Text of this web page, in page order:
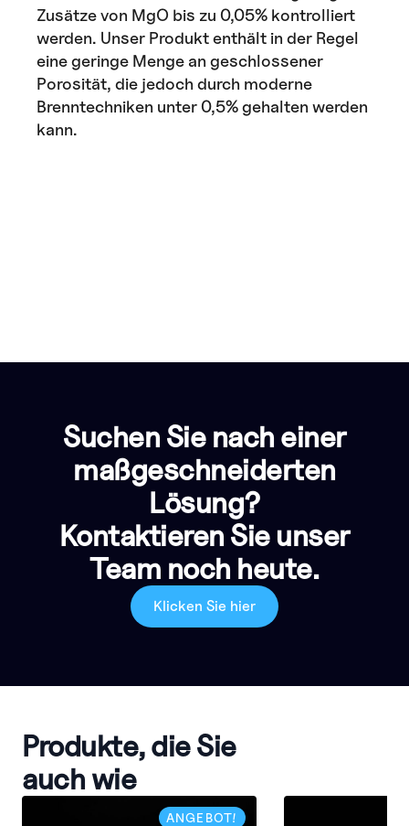
Zusätze von MgO bis zu 0,05% kontrolliert
werden. Unser Produkt enthält in der Regel
eine geringe Menge an geschlossener
Porosität, die jedoch durch moderne
Brenntechniken unter 0,5% gehalten werden
kann.
Suchen Sie nach einer
maßgeschneiderten
Lösung?
Kontaktieren Sie unser
Team noch heute.
Klicken Sie hier
Produkte, die Sie
auch wie
ANGEBOT!